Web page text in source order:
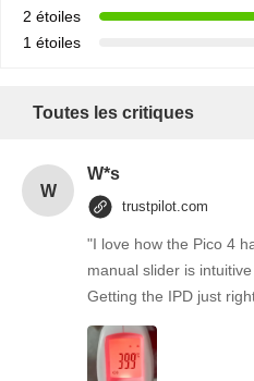
2 étoiles
1 étoiles
Toutes les critiques
W
W*s
trustpilot.com
"I love how the Pico 4
manual slider is
Getting the IPD just